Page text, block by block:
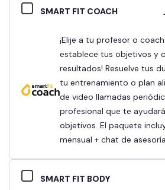
SMART FIT COACH
¡Elije a tu profesor o coach alimenticio,
establece tus objetivos y
resultados! Resuelve tus
tu entrenamiento o plan
de video llamadas
profesional que te
objetivos. El paquete
mensual + chat de
SMART FIT BODY